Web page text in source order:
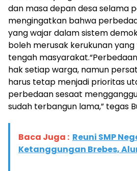
dan masa depan desa selama
mengingatkan bahwa
yang wajar dalam sistem
boleh merusak kerukunan
tengah
hak setiap warga, namun
harus tetap menjadi prioritas
perbedaan sesaat
sudah terbangun lama,” tegas
Baca Juga : Reuni SMP
Ketanggungan Brebes,